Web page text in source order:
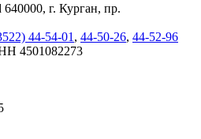
640000, г. Курган, пр.
44-54-01 , 44-50-26, 44-52-96
4501082273